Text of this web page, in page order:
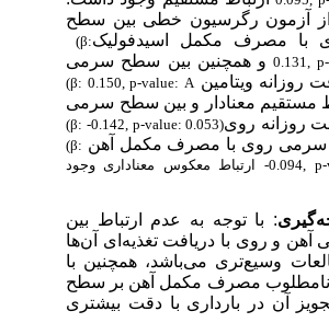
از آزمون رگرسیون خطی بین سطح
مصرف مکمل اسیدفولیک(β:
0.131,و همچنین بین سطح سرمی
روزانه ویتامینA
(β: 0.150, p-value:
مستقیم معنادار و بین سطح سرمی
روزانه روی(β: -0.142, p-value: 0.053)
روی با مصرف مکمل آهن(β:
-0.094,
ارتباط معکوس معناداری وجود
: با توجه به عدم ارتباط بین
و روی با دریافت تغذیه‌ای آن‌ها
وسیع‌تری می‌باشد، همچنین با
نامطلوب مصرف مکمل آهن بر سطح
آن در بارداری با دقت بیشتری